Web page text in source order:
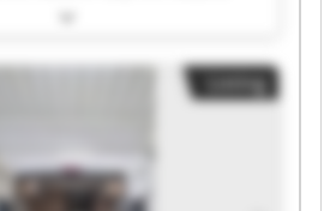
Kft. Maurer Gép Kft.
Kft. Maurer Gép Kft. Maurer
Gép Kft. Maurer Gép Kft.
Maurer Gép Kft. Maurer Gép
Listing